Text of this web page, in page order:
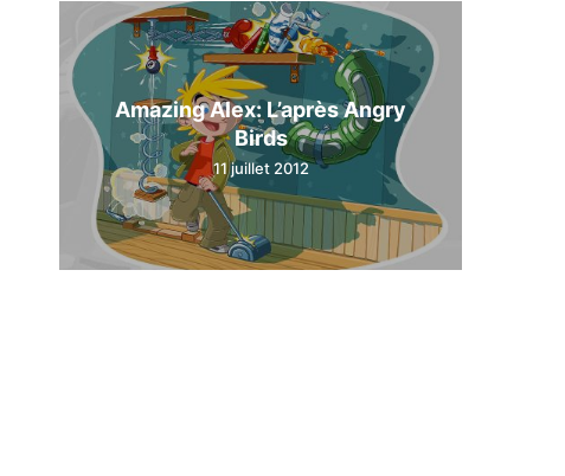
Amazing Alex: L’après Angry
Birds
11 juillet 2012